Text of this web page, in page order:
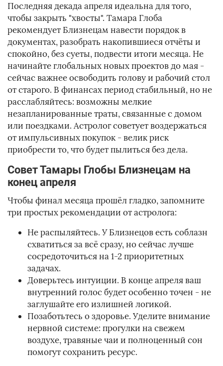
Последняя декада апреля идеальна для того,
чтобы закрыть "хвосты". Тамара Глоба
рекомендует Близнецам навести порядок в
документах, разобрать накопившиеся отчёты и
спокойно, без суеты, подвести итоги месяца. Не
начинайте глобальных новых проектов до мая -
сейчас важнее освободить голову и рабочий стол
от старого. В финансах период стабильный, но не
расслабляйтесь: возможны мелкие
незапланированные траты, связанные с домом
или поездками. Астролог советует воздержаться
от импульсивных покупок - велик риск
приобрести то, что будет пылиться без дела.
Совет Тамары Глобы Близнецам на
конец апреля
Чтобы финал месяца прошёл гладко, запомните
три простых рекомендации от астролога:
Не распыляйтесь. У Близнецов есть соблазн
схватиться за всё сразу, но сейчас лучше
сосредоточиться на 1-2 приоритетных
задачах.
Доверьтесь интуиции. В конце апреля ваш
внутренний голос будет особенно точен - не
заглушайте его излишней логикой.
Позаботьтесь о здоровье. Уделите внимание
нервной системе: прогулки на свежем
воздухе, травяные чаи и полноценный сон
помогут сохранить ресурс.